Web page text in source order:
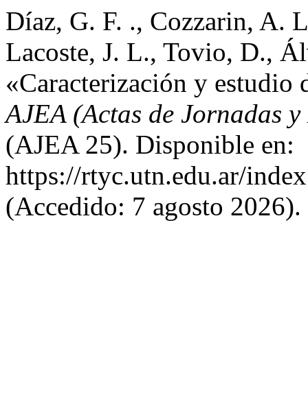
Díaz, G. F. ., Cozzarin, A.
Lacoste, J. L., Tovio, D.,
«Caracterización y estudio
AJEA (Actas de Jornadas
(AJEA 25). Disponible en:
https://rtyc.utn.edu.ar/
(Accedido: 7 agosto 2026).